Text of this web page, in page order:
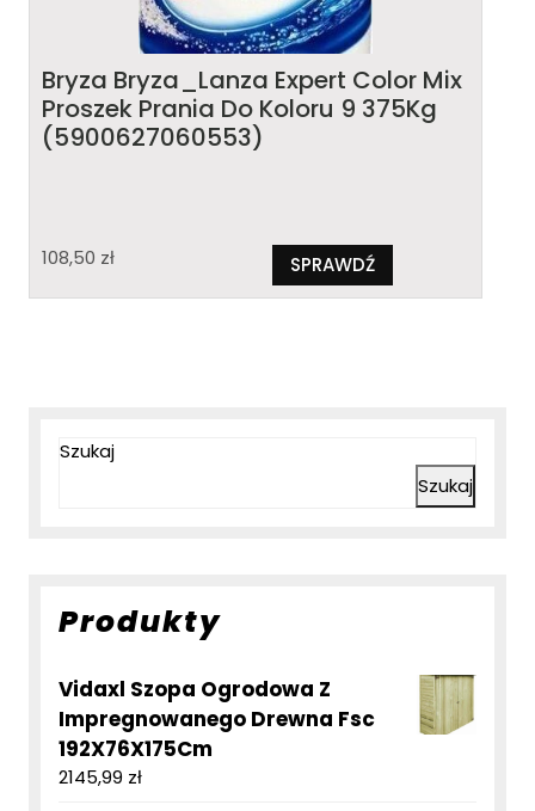
Bryza Bryza_Lanza Expert Color Mix
Proszek Prania Do Koloru 9 375Kg
(5900627060553)
108,50 zł SPRAWDŹ
Szukaj
Szukaj
Produkty
Vidaxl Szopa Ogrodowa Z
Impregnowanego Drewna Fsc
192X76X175Cm
2145,99 zł